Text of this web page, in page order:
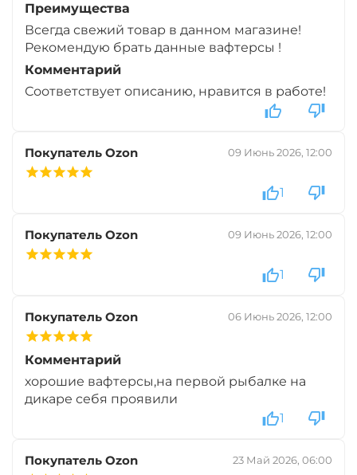
Преимущества
Всегда свежий товар в данном магазине!
Рекомендую брать данные вафтерсы !
Комментарий
Соответствует описанию, нравится в работе!
Покупатель Ozon 09 Июнь 2026, 12:00
1
Покупатель Ozon 09 Июнь 2026, 12:00
1
Покупатель Ozon 06 Июнь 2026, 12:00
Комментарий
хорошие вафтерсы,на первой рыбалке на
дикаре себя проявили
1
Покупатель Ozon 23 Май 2026, 06:00